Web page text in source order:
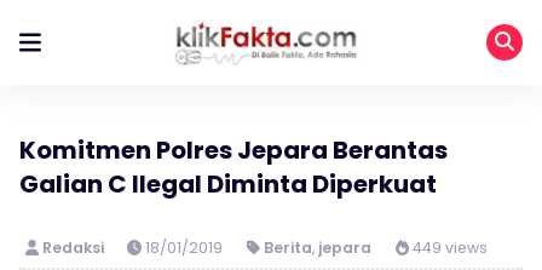
Komitmen Polres Jepara Berantas
Galian C Ilegal Diminta Diperkuat
Redaksi 18/01/2019 Berita, jepara 449 views